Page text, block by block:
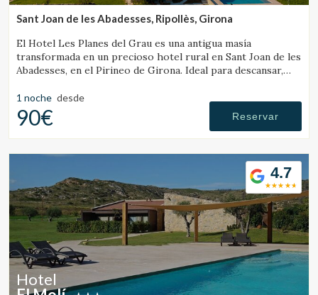
Sant Joan de les Abadesses, Ripollès, Girona
El Hotel Les Planes del Grau es una antigua masía
transformada en un precioso hotel rural en Sant Joan de les
Abadesses, en el Pirineo de Girona. Ideal para descansar,
1 noche desde
90€ Reservar
4.7
Hotel